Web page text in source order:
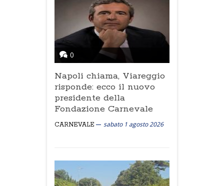
0
Napoli chiama, Viareggio
risponde: ecco il nuovo
presidente della
Fondazione Carnevale
CARNEVALE sabato 1 agosto 2026